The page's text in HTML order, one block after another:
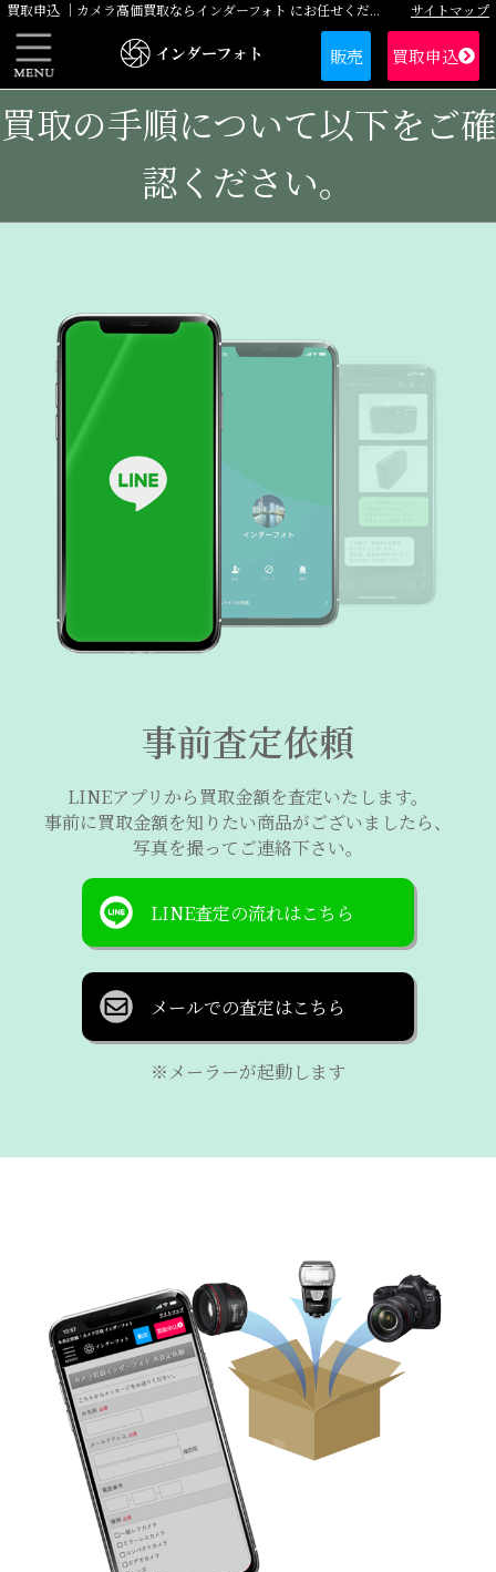
買取申込 ｜カメラ高価買取ならインダーフォト にお任せください サイトマップ
買取の手順について以下をご確
認ください。
事前査定依頼
LINEアプリから買取金額を査定いたします。
事前に買取金額を知りたい商品がございましたら、
写真を撮ってご連絡下さい。
LINE査定の流れはこちら
メールでの査定はこちら
※メーラーが起動します
販売 買取申込